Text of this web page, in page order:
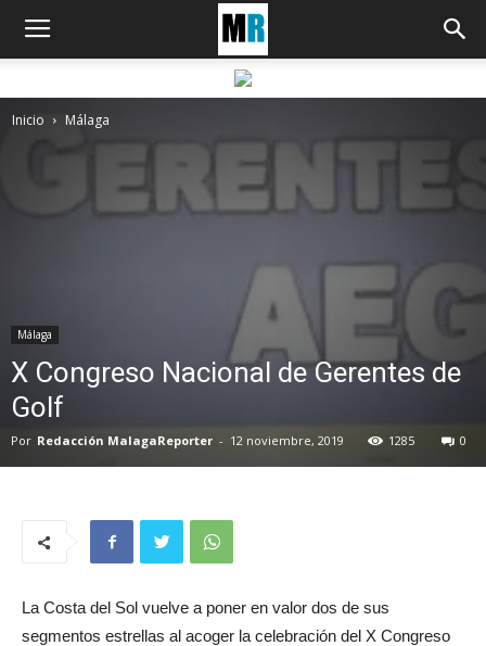
Inicio Málaga
Málaga
X Congreso Nacional de Gerentes de
Golf
Por Redacción MalagaReporter - 12 noviembre, 2019 1285 0
La Costa del Sol vuelve a poner en valor dos de sus
segmentos estrellas al acoger la celebración del X Congreso